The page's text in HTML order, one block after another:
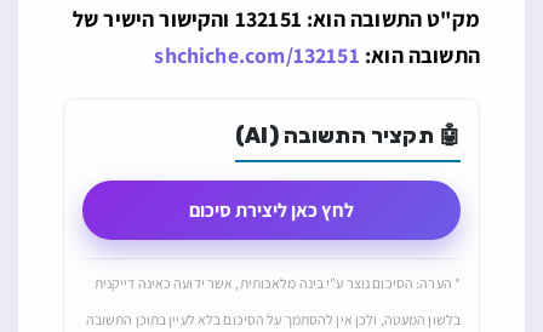
מק"ט התשובה הוא: 132151 והקישור הישיר של
התשובה הוא: shchiche.com/132151
🤖 תקציר התשובה (AI)
לחץ כאן ליצירת סיכום
* הערה: הסיכום נוצר ע"י בינה מלאכותית, אשר ידועה כאינה דייקנית
בלשון המעטה, ולכן אין להסתמך על הסיכום בלא לעיין בתוכן התשובה